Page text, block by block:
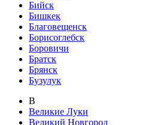
Бийск
Бишкек
Благовещенск
Борисоглебск
Боровичи
Братск
Брянск
Бузулук
В
Великие Луки
Великий Новгород